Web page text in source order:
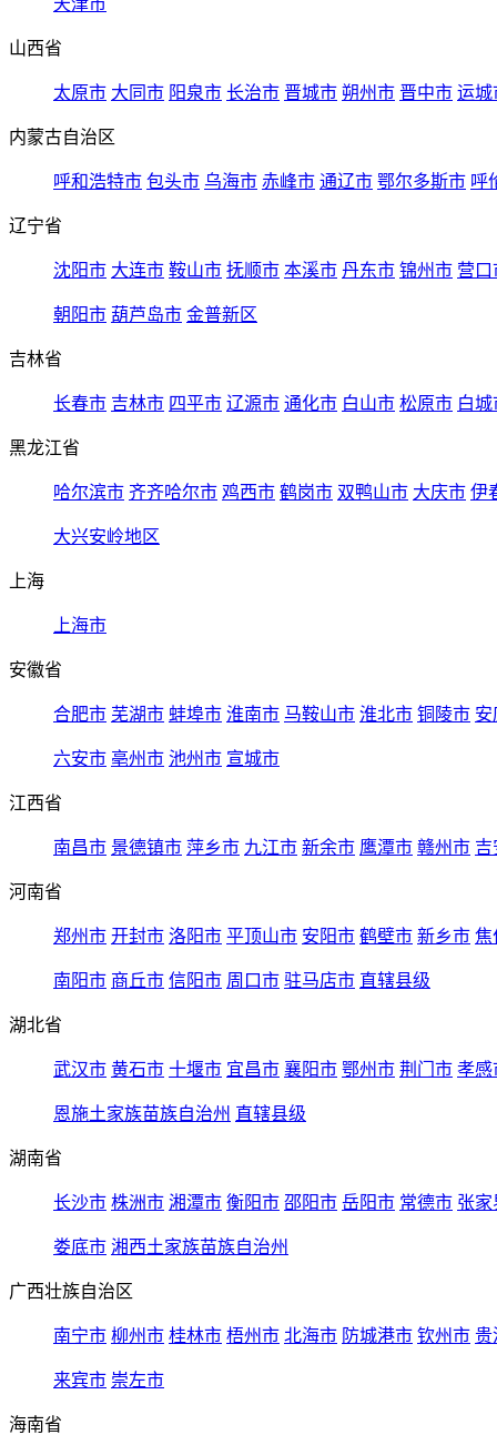
天津市
山西省
太原市 大同市 阳泉市 长治市 晋城市 朔州市 晋中市 运城
内蒙古自治区
呼和浩特市 包头市 乌海市 赤峰市 通辽市 鄂尔多斯市 呼
辽宁省
沈阳市 大连市 鞍山市 抚顺市 本溪市 丹东市 锦州市 营口
朝阳市 葫芦岛市 金普新区
吉林省
长春市 吉林市 四平市 辽源市 通化市 白山市 松原市 白城
黑龙江省
哈尔滨市 齐齐哈尔市 鸡西市 鹤岗市 双鸭山市 大庆市 伊
大兴安岭地区
上海
上海市
安徽省
合肥市 芜湖市 蚌埠市 淮南市 马鞍山市 淮北市 铜陵市 安
六安市 亳州市 池州市 宣城市
江西省
南昌市 景德镇市 萍乡市 九江市 新余市 鹰潭市 赣州市 吉
河南省
郑州市 开封市 洛阳市 平顶山市 安阳市 鹤壁市 新乡市 焦
南阳市 商丘市 信阳市 周口市 驻马店市 直辖县级
湖北省
武汉市 黄石市 十堰市 宜昌市 襄阳市 鄂州市 荆门市 孝感
恩施土家族苗族自治州 直辖县级
湖南省
长沙市 株洲市 湘潭市 衡阳市 邵阳市 岳阳市 常德市 张家
娄底市 湘西土家族苗族自治州
广西壮族自治区
南宁市 柳州市 桂林市 梧州市 北海市 防城港市 钦州市 贵
来宾市 崇左市
海南省